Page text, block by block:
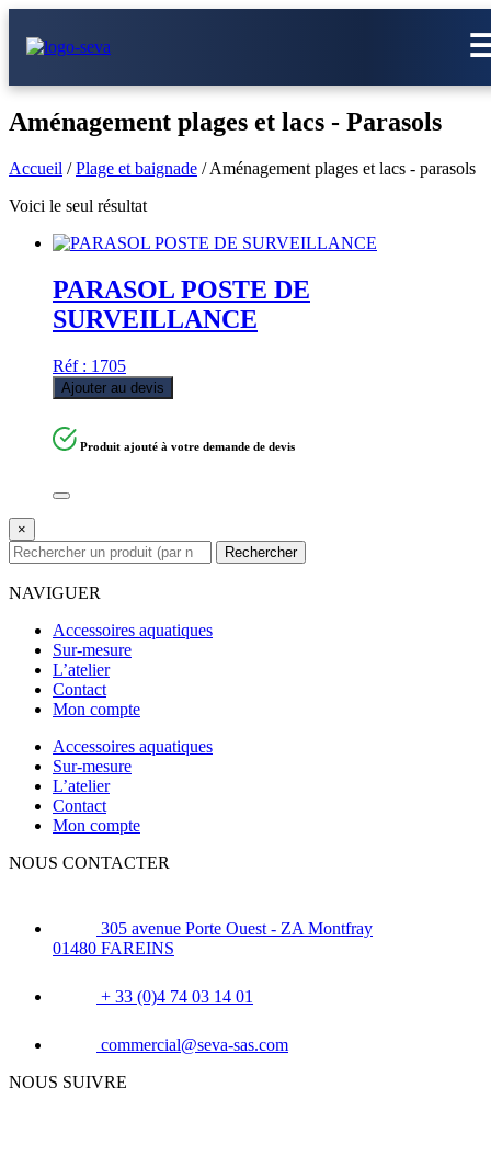
Aménagement plages et lacs - Parasols
Accueil /Plage et baignade / Aménagement plages et lacs - parasols
Voici le seul résultat
PARASOL POSTE DE
SURVEILLANCE
Réf : 1705
Ajouter au devis
Produit ajouté à votre demande de devis
×
Rechercher
NAVIGUER
Accessoires aquatiques
Sur-mesure
L’atelier
Contact
Mon compte
Accessoires aquatiques
Sur-mesure
L’atelier
Contact
Mon compte
NOUS CONTACTER
305 avenue Porte Ouest - ZA Montfray
01480 FAREINS
+ 33 (0)4 74 03 14 01
commercial@seva-sas.com
NOUS SUIVRE